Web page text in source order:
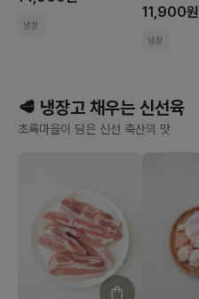
냉장
11,900원
냉장
🥩 냉장고 채우는 신선육
초록마을이 담은 신선 축산의 맛